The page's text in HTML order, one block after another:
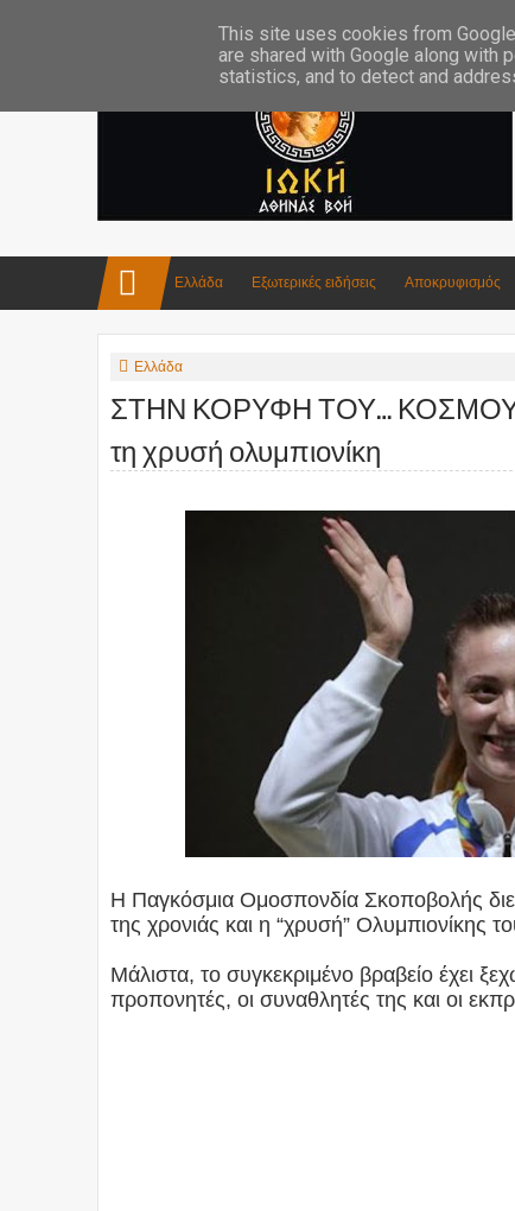
Ελλάδα Εξωτερικές ειδήσεις Αποκρυφισμός
Ελλάδα
ΣΤΗΝ ΚΟΡΥΦΗ ΤΟΥ… ΚΟΣΜΟΥ
τη χρυσή ολυμπιονίκη
Η Παγκόσμια Ομοσπονδία Σκοποβολής
της χρονιάς και η “χρυσή” Ολυμπιονίκης
Μάλιστα, το συγκεκριμένο βραβείο έχει
προπονητές, οι συναθλητές της και οι
This site uses cookies from
are shared with Google along with
statistics, and to detect and